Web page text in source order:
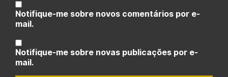
Notifique-me sobre novos comentários por e-
mail.
Notifique-me sobre novas publicações por e-
mail.